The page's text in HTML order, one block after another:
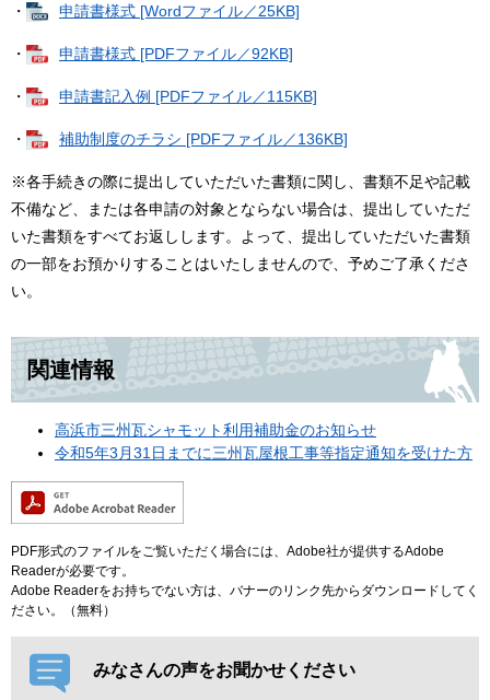
・ 申請書様式 [Wordファイル／25KB]
・ 申請書様式 [PDFファイル／92KB]
・ 申請書記入例 [PDFファイル／115KB]
・ 補助制度のチラシ [PDFファイル／136KB]
※各手続きの際に提出していただいた書類に関し、書類不足や記載
不備など、または各申請の対象とならない場合は、提出していただ
いた書類をすべてお返しします。よって、提出していただいた書類
の一部をお預かりすることはいたしませんので、予めご了承くださ
い。
関連情報
高浜市三州瓦シャモット利用補助金のお知らせ
令和5年3月31日までに三州瓦屋根工事等指定通知を受けた方
PDF形式のファイルをご覧いただく場合には、Adobe社が提供するAdobe
Readerが必要です。
Adobe Readerをお持ちでない方は、バナーのリンク先からダウンロードしてく
ださい。（無料）
みなさんの声をお聞かせください